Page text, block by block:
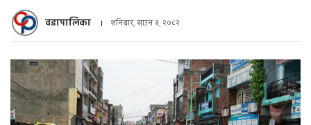
वडापालिका शनिबार, साउन ३, २०८२